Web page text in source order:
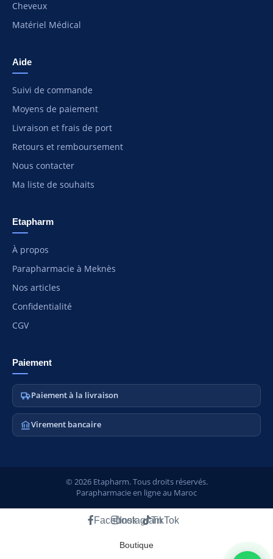
Cheveux
Matériel Médical
Aide
Suivi de commande
Moyens de paiement
Livraison et frais de port
Retours et remboursement
Nous contacter
Ma liste de souhaits
Etapharm
À propos
Parapharmacie à Meknès
Nos articles
Confidentialité
CGV
Paiement
Paiement à la livraison
Virement bancaire
© 2026 Etapharm. Tous droits réservés.
Parapharmacie en ligne au Maroc
FacebookInstagramTikTok
Boutique